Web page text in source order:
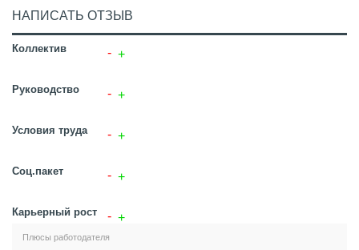
НАПИСАТЬ ОТЗЫВ
Коллектив
Руководство
Условия труда
Соц.пакет
Карьерный рост